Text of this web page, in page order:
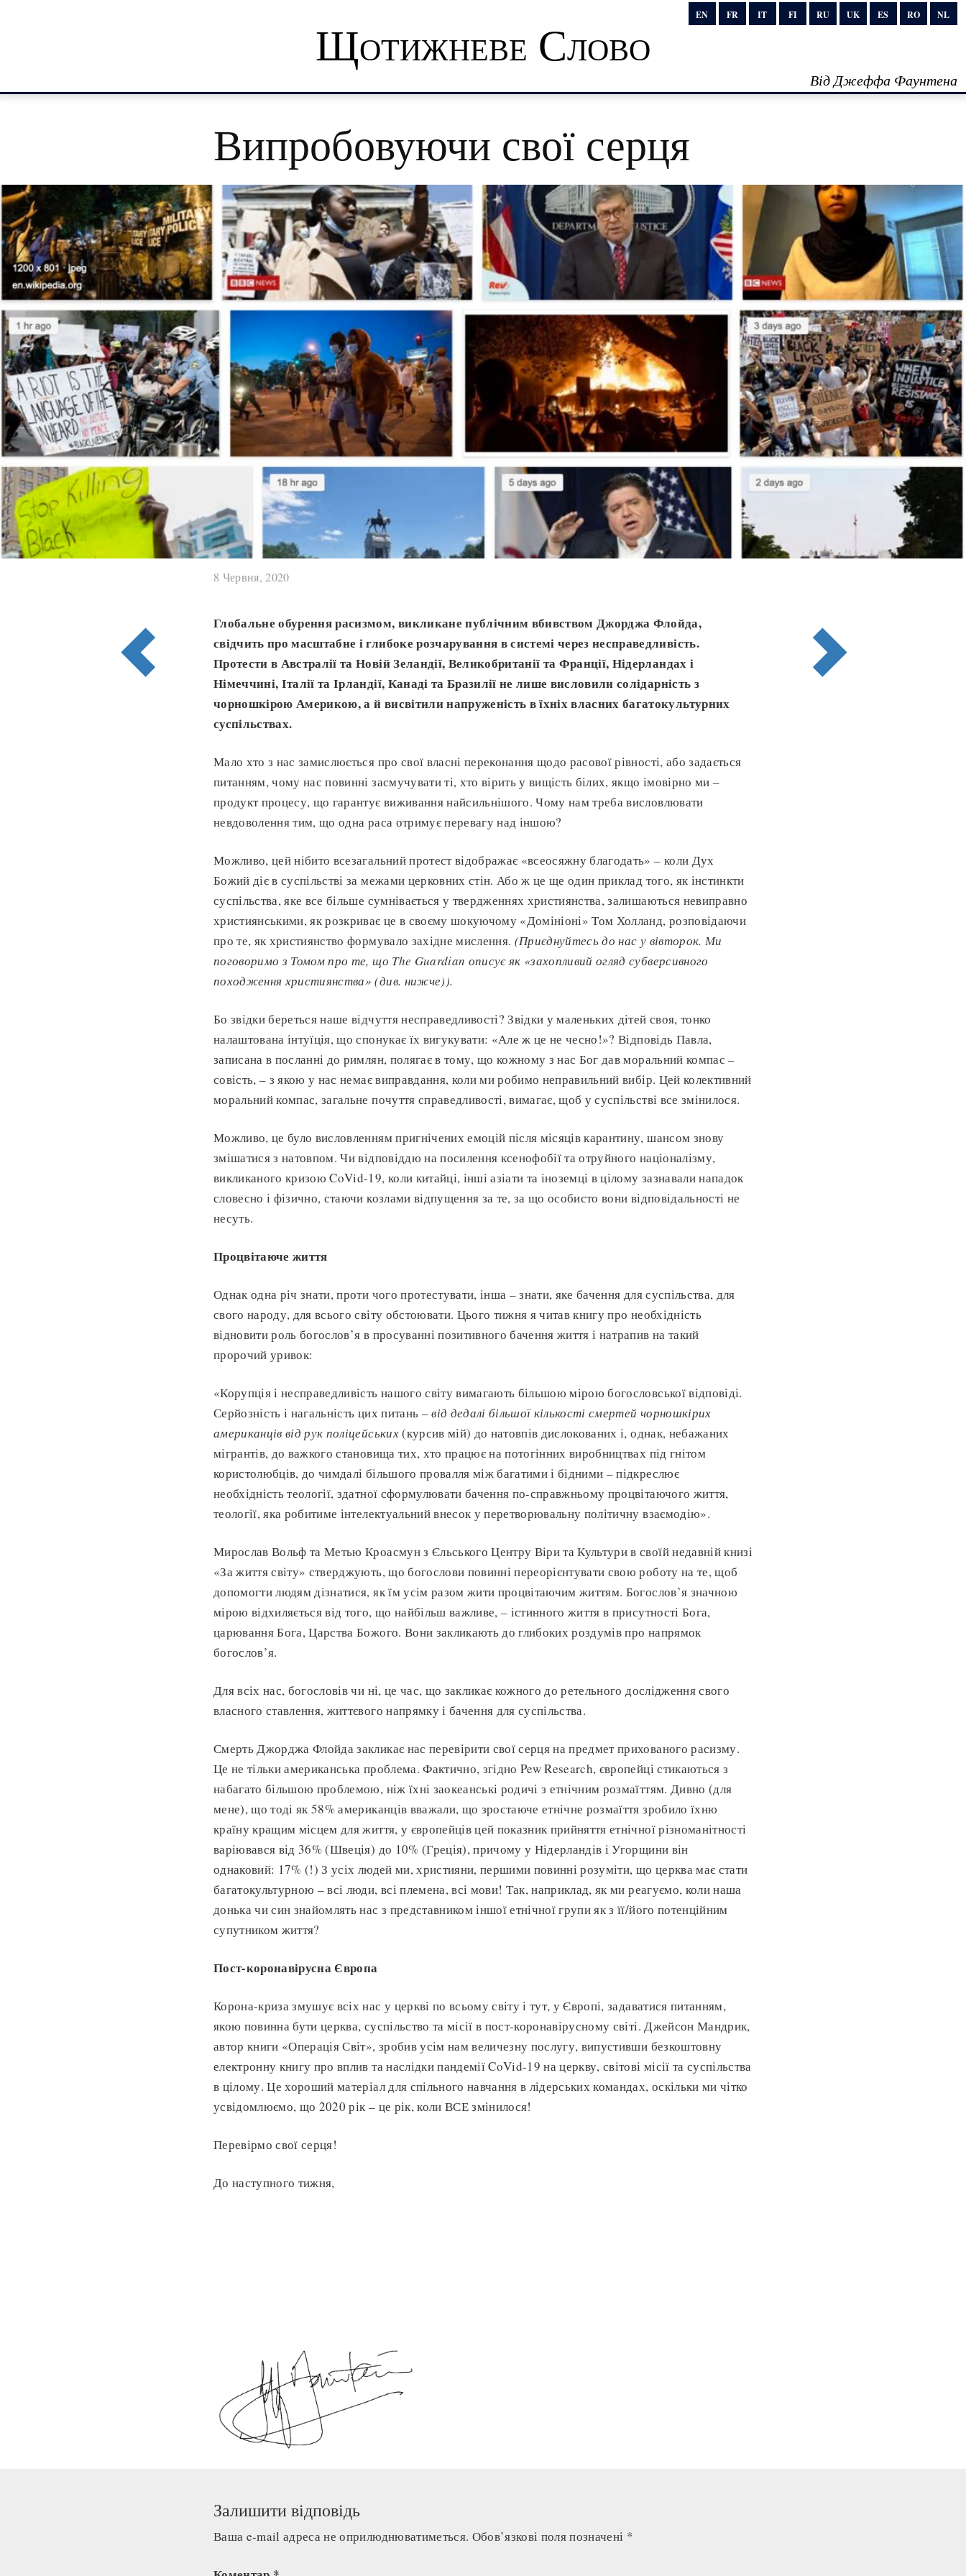
EN FR IT FI RU UK ES RO NL
Щотижневе Слово
Від Джеффа Фаунтена
Випробовуючи свої серця
8 Червня, 2020
Глобальне обурення расизмом, викликане публічним вбивством Джорджа Флойда,
свідчить про масштабне і глибоке розчарування в системі через несправедливість.
Протести в Австралії та Новій Зеландії, Великобританії та Франції, Нідерландах і
Німеччині, Італії та Ірландії, Канаді та Бразилії не лише висловили солідарність з
чорношкірою Америкою, а й висвітили напруженість в їхніх власних багатокультурних
суспільствах.
Мало хто з нас замислюється про свої власні переконання щодо расової рівності, або задається
питанням, чому нас повинні засмучувати ті, хто вірить у вищість білих, якщо імовірно ми –
продукт процесу, що гарантує виживання найсильнішого. Чому нам треба висловлювати
невдоволення тим, що одна раса отримує перевагу над іншою?
Можливо, цей нібито всезагальний протест відображає «всеосяжну благодать» – коли Дух
Божий діє в суспільстві за межами церковних стін. Або ж це ще один приклад того, як інстинкти
суспільства, яке все більше сумнівається у твердженнях християнства, залишаються невиправно
християнськими, як розкриває це в своєму шокуючому «Домініоні» Том Холланд, розповідаючи
про те, як християнство формувало західне мислення. (Приєднуйтесь до нас у вівторок. Ми
поговоримо з Томом про те, що The Guardian описує як «захопливий огляд субверсивного
походження християнства» (див. нижче)).
Бо звідки береться наше відчуття несправедливості? Звідки у маленьких дітей своя, тонко
налаштована інтуїція, що спонукає їх вигукувати: «Але ж це не чесно!»? Відповідь Павла,
записана в посланні до римлян, полягає в тому, що кожному з нас Бог дав моральний компас –
совість, – з якою у нас немає виправдання, коли ми робимо неправильний вибір. Цей колективний
моральний компас, загальне почуття справедливості, вимагає, щоб у суспільстві все змінилося.
Можливо, це було висловленням пригнічених емоцій після місяців карантину, шансом знову
змішатися з натовпом. Чи відповіддю на посилення ксенофобії та отруйного націоналізму,
викликаного кризою CoVid-19, коли китайці, інші азіати та іноземці в цілому зазнавали нападок
словесно і фізично, стаючи козлами відпущення за те, за що особисто вони відповідальності не
несуть.
Процвітаюче життя
Однак одна річ знати, проти чого протестувати, інша – знати, яке бачення для суспільства, для
свого народу, для всього світу обстоювати. Цього тижня я читав книгу про необхідність
відновити роль богослов’я в просуванні позитивного бачення життя і натрапив на такий
пророчий уривок:
«Корупція і несправедливість нашого світу вимагають більшою мірою богословської відповіді.
Серйозність і нагальність цих питань –від дедалі більшої кількості смертей чорношкірих
американців від рук поліцейських(курсив мій) до натовпів дислокованих і, однак, небажаних
мігрантів, до важкого становища тих, хто працює на потогінних виробництвах під гнітом
користолюбців, до чимдалі більшого провалля між багатими і бідними – підкреслює
необхідність теології, здатної сформулювати бачення по-справжньому процвітаючого життя,
теології, яка робитиме інтелектуальний внесок у перетворювальну політичну взаємодію».
Мирослав Вольф та Метью Кроасмун з Єльського Центру Віри та Культури в своїй недавній книзі
«За життя світу» стверджують, що богослови повинні переорієнтувати свою роботу на те, щоб
допомогти людям дізнатися, як їм усім разом жити процвітаючим життям. Богослов’я значною
мірою відхиляється від того, що найбільш важливе, – істинного життя в присутності Бога,
царювання Бога, Царства Божого. Вони закликають до глибоких роздумів про напрямок
богослов’я.
Для всіх нас, богословів чи ні, це час, що закликає кожного до ретельного дослідження свого
власного ставлення, життєвого напрямку і бачення для суспільства.
Смерть Джорджа Флойда закликає нас перевірити свої серця на предмет прихованого расизму.
Це не тільки американська проблема. Фактично, згідно Pew Research, європейці стикаються з
набагато більшою проблемою, ніж їхні заокеанські родичі з етнічним розмаїттям. Дивно (для
мене), що тоді як 58% американців вважали, що зростаюче етнічне розмаїття зробило їхню
країну кращим місцем для життя, у європейців цей показник прийняття етнічної різноманітності
варіювався від 36% (Швеція) до 10% (Греція), причому у Нідерландів і Угорщини він
однаковий: 17% (!) З усіх людей ми, християни, першими повинні розуміти, що церква має стати
багатокультурною – всі люди, всі племена, всі мови! Так, наприклад, як ми реагуємо, коли наша
донька чи син знайомлять нас з представником іншої етнічної групи як з її/його потенційним
супутником життя?
Пост-коронавірусна Європа
Корона-криза змушує всіх нас у церкві по всьому світу і тут, у Європі, задаватися питанням,
якою повинна бути церква, суспільство та місії в пост-коронавірусному світі. Джейсон Мандрик,
автор книги «Операція Світ», зробив усім нам величезну послугу, випустивши безкоштовну
електронну книгу про вплив та наслідки пандемії CoVid-19 на церкву, світові місії та суспільства
в цілому. Це хороший матеріал для спільного навчання в лідерських командах, оскільки ми чітко
усвідомлюємо, що 2020 рік – це рік, коли ВСЕ змінилося!
Перевірмо свої серця!
До наступного тижня,
Залишити відповідь
Ваша e-mail адреса не оприлюднюватиметься. Обов’язкові поля позначені *